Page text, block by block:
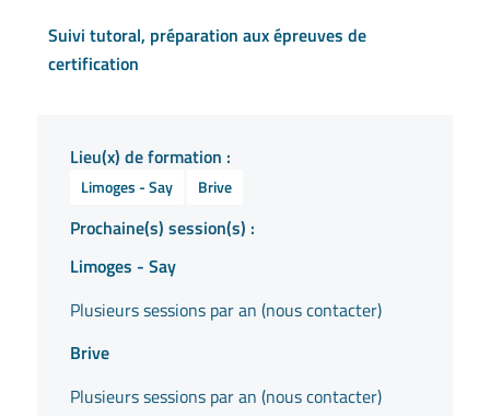
Suivi tutoral, préparation aux épreuves de
certification
Lieu(x) de formation :
Limoges - Say Brive
Prochaine(s) session(s) :
Limoges - Say
Plusieurs sessions par an (nous contacter)
Brive
Plusieurs sessions par an (nous contacter)